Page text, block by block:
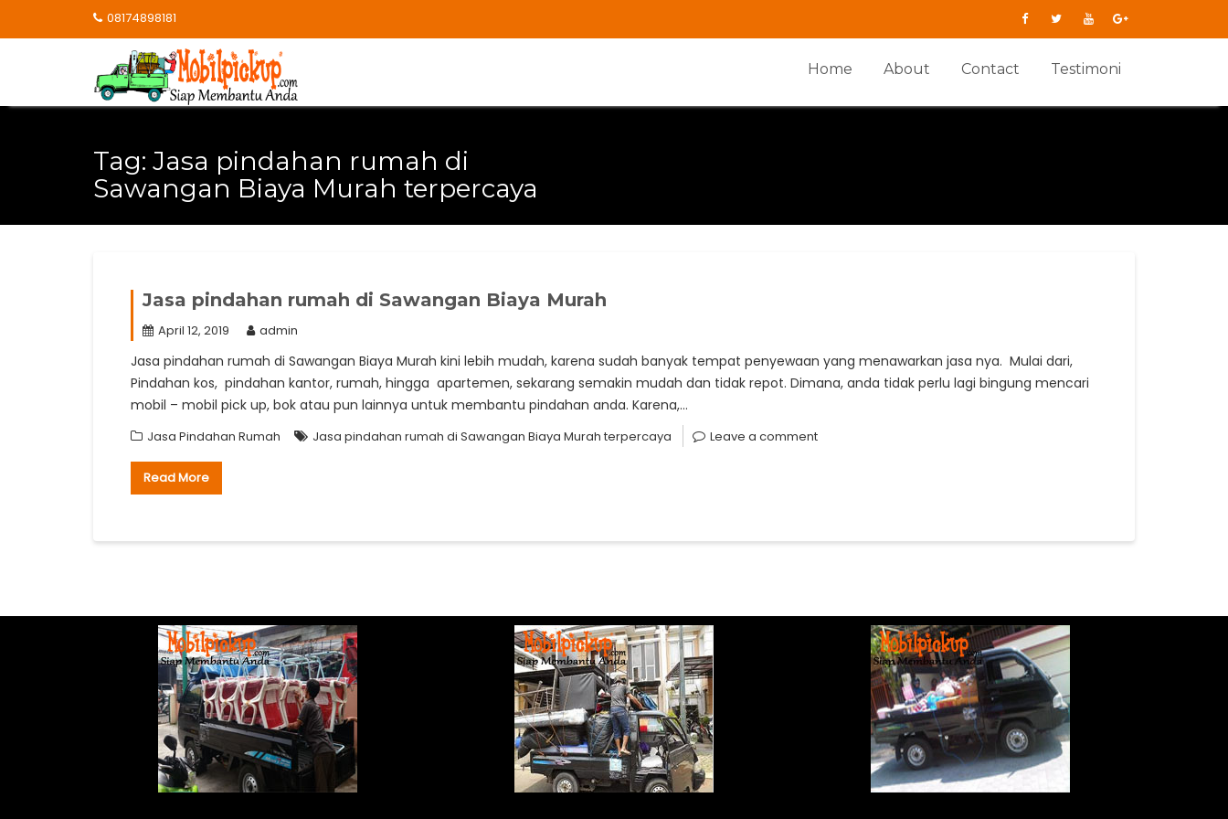
08174898181
Home About Contact Testimoni
Tag: Jasa pindahan rumah di
Sawangan Biaya Murah terpercaya
Jasa pindahan rumah di Sawangan Biaya Murah
April 12, 2019 admin
Jasa pindahan rumah di Sawangan Biaya Murah kini lebih mudah, karena sudah banyak tempat penyewaan yang menawarkan jasa nya. Mulai dari,
Pindahan kos, pindahan kantor, rumah, hingga apartemen, sekarang semakin mudah dan tidak repot. Dimana, anda tidak perlu lagi bingung mencari
mobil – mobil pick up, bok atau pun lainnya untuk membantu pindahan anda. Karena,…
Jasa Pindahan Rumah Jasa pindahan rumah di Sawangan Biaya Murah terpercaya Leave a comment
Read More